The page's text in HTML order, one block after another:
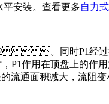
安装。查看更多自力
P2。同时P1
，P1作用在顶盘上
通面积减大，流阻变